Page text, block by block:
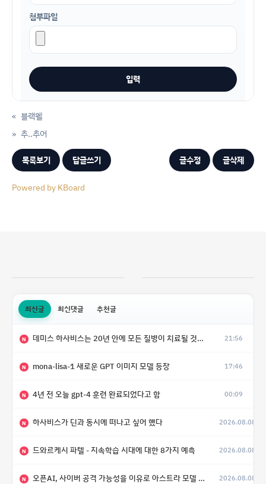
첨부파일
« 블랙웰
추..추어
»
목록보기 답글쓰기 글수정 글삭제
Powered by KBoard
최신글 최신댓글 추천글
N 데미스 하사비스는 20년 안에 모든 질병이 치료될 것으로 예상한다. 21:56
N mona-lisa-1 새로운 GPT 이미지 모델 등장 17:46
N 4년 전 오늘 gpt-4 훈련 완료되었다고 함 00:09
N 하사비스가 딘과 동시에 떠나고 싶어 했다 2026.08.08
N 드와르케시 파텔 - 지속학습 시대에 대한 8가지 예측 2026.08.08
N 오픈AI, 사이버 공격 가능성을 이유로 아스트라 모델 출시 연기 2026.08.08